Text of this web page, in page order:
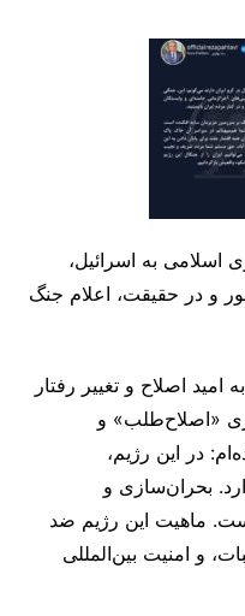
به اسرائیل،
و در حقیقت، اعلام جنگ
اصلاح و تغییر رفتار
«اصلاح‌طلب» و
در این رژیم،
بحران‌سازی و
ماهیت این رژیم ضد
و امنیت بین‌المللی